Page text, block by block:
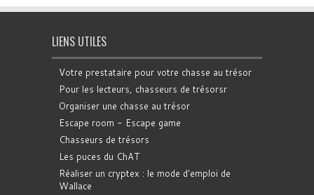
LIENS UTILES
Votre prestataire pour votre chasse au trésor
Pour les lecteurs, chasseurs de trésorsr
Organiser une chasse au trésor
Escape room - Escape game
Chasseurs de trésors
Les puces du ChAT
Réaliser un cryptex : le mode d'emploi de
Wallace